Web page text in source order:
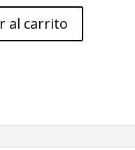
al carrito